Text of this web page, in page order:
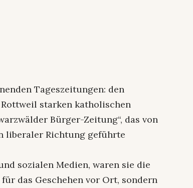
Tageszeitungen: den
starken katholischen
Bürger-Zeitung“, das von
liberaler Richtung geführte
sozialen Medien, waren sie die
das Geschehen vor Ort, sondern